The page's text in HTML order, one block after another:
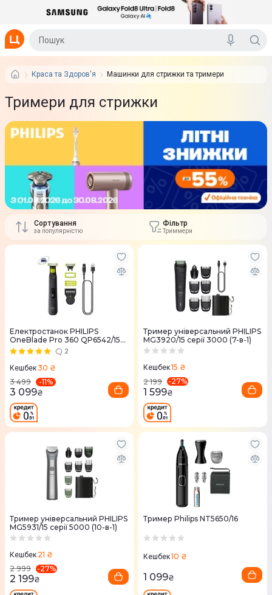
Краса та Здоров'я Машинки для стрижки та тримери
Тримери для стрижки
Сортування
за популярністю
Фільтр
Триммери
Електростанок PHILIPS
OneBlade Pro 360 QP6542/15
для обличчя і тіла
2
Кешбек30 ₴
3 499
-11%
3 099₴
Тример універсальний PHILIPS
MG3920/15 серії 3000 (7-в-1)
Кешбек15 ₴
2 199
-27%
1 599₴
Тример універсальний PHILIPS
MG5931/15 серії 5000 (10-в-1)
Кешбек 21 ₴
2 999
-27%
2 199₴
Тример Philips NT5650/16
Кешбек10 ₴
1 099₴